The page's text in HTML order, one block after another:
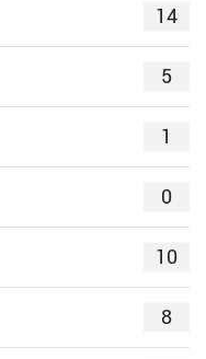
14
5
1
0
10
8